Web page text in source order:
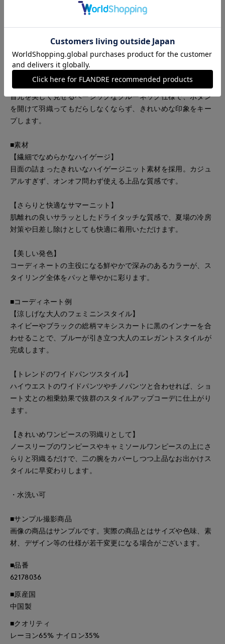
が、インナーを程よく覗かせ上品な抜け感を演出します。
トレンド感のあるコンパクトな短め丈に仕上げており、腰位置
を高く見せ脚長効果を発揮します。
【上品見えするクルーネック】
首元を美しく見せるベーシックなクルーネック仕様で、ボタン
を開けて羽織ってもだらしなくならず、きれいめな印象をキー
プします。
■素材
【繊細でなめらかなハイゲージ】
目面の詰まったきれいなハイゲージニット素材を採用。カジュ
アルすぎず、オンオフ問わず使える上品な質感です。
【さらりと快適なサマーニット】
肌離れの良いサラッとしたドライタッチな質感で、夏場の冷房
対策や日差し除けとしても快適に着用いただけます。
【美しい発色】
コーディネートの主役になる鮮やかで深みのあるカラーが、ス
タイリング全体をパッと華やかに彩ります。
■コーディネート例
【涼しげな大人のフェミニンスタイル】
ネイビーやブラックの総柄マキシスカートに黒のインナーを合
わせることで、ブルーが引き立つ大人のエレガントスタイルが
完成します。
【トレンドのワイドパンツスタイル】
ハイウエストのワイドパンツやチノパンツと合わせれば、ショ
ート丈との相乗効果で抜群のスタイルアップコーデに仕上がり
ます。
【きれいめワンピースの羽織りとして】
ノースリーブのワンピースやキャミソールワンピースの上にさ
らりと羽織るだけで、二の腕をカバーしつつ上品なお出かけス
タイルに早変わりします。
・水洗い可
■サンプル撮影商品
画像の商品はサンプルです。実際の商品とはサイズや色味、素
材、デザイン等の仕様が若干変更になる場合がございます。
■品番
62178036
■原産国
中国製
■クオリティ
レーヨン65% ナイロン35%